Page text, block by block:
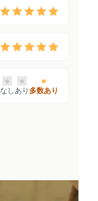
なし あり 多数あり